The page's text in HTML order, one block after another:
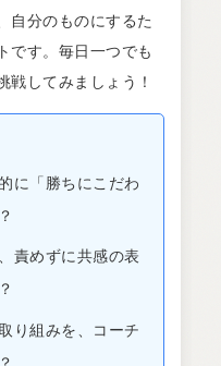
自分のものにするた
です。毎日一つでも
戦してみましょう！
に「勝ちにこだわ
責めずに共感の表
り組みを、コーチ